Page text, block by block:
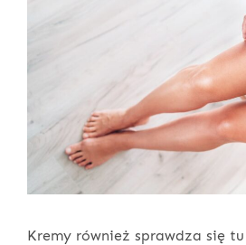
Kremy również sprawdza się